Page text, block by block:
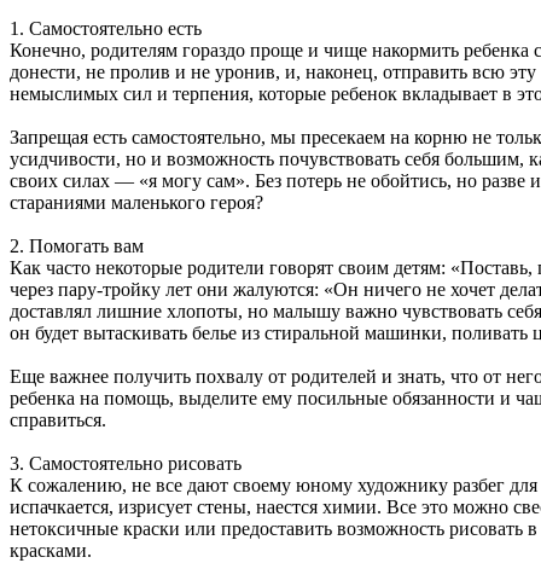
1. Самостоятельно есть
Конечно, родителям гораздо проще и чище накормить ребенка
донести, не пролив и не уронив, и, наконец, отправить всю
немыслимых сил и терпения, которые ребенок вкладывает в
Запрещая есть самостоятельно, мы пресекаем на корню не
усидчивости, но и возможность почувствовать себя большим,
своих силах — «я могу сам». Без потерь не обойтись, но разве
стараниями маленького героя?
2. Помогать вам
Как часто некоторые родители говорят своим детям:
через пару-тройку лет они жалуются: «Он ничего не хочет
доставлял лишние хлопоты, но малышу важно чувствовать
он будет вытаскивать белье из стиральной машинки, поливать
Еще важнее получить похвалу от родителей и знать, что от
ребенка на помощь, выделите ему посильные обязанности и
справиться.
3. Самостоятельно рисовать
К сожалению, не все дают своему юному художнику разбег
испачкается, изрисует стены, наестся химии. Все это можно
нетоксичные краски или предоставить возможность
красками.